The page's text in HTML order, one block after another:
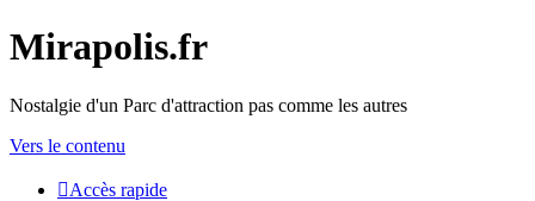
Mirapolis.fr
Nostalgie d'un Parc d'attraction pas comme les autres
Vers le contenu
Accès rapide